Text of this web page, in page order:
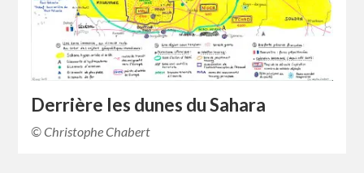
Derrière les dunes du Sahara
© Christophe Chabert